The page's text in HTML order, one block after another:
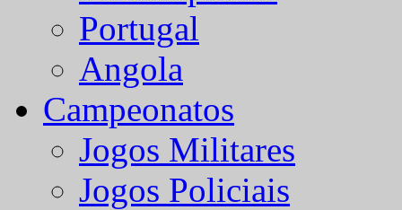
Portugal
Angola
Campeonatos
Jogos Militares
Jogos Policiais